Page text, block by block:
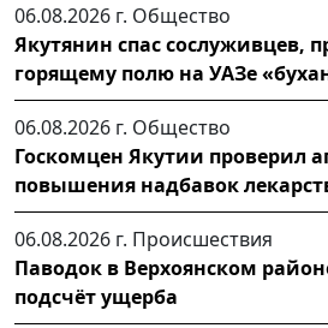
06.08.2026 г. Общество
Якутянин спас сослуживцев,
горящему полю на УАЗе
06.08.2026 г. Общество
Госкомцен Якутии проверил
повышения надбавок
06.08.2026 г. Происшествия
Паводок в Верхоянском
подсчёт ущерба